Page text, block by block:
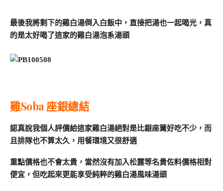
最後我將剩下的雞白湯倒入白飯中，直接把湯也一起喝光，真
的是太好喝了這家的雞白湯泡系湯頭
雞Soba 座銀總結
認真說我個人評價給這家雞白湯絕對是比銀座篝好吃不少，而
且排隊也不算太久，用餐環境又很舒適
重點價格也不會太貴，當然沒有加入松露等名貴佐料價格相對
便宜，但吃起來更能享受純粹的雞白湯風味湯頭